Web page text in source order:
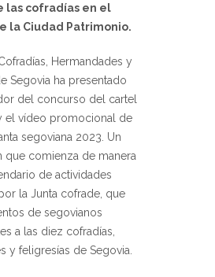
las cofradías en el
la Ciudad Patrimonio.
Hermandades y
Segovia ha presentado
del concurso del cartel
el vídeo promocional de
segoviana 2023. Un
que comienza de manera
de actividades
la Junta cofrade, que
de segovianos
a las diez cofradías,
y feligresías de Segovia.